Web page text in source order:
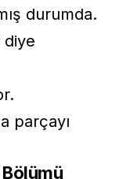
durumda.
diye
parçayı
Bölümü